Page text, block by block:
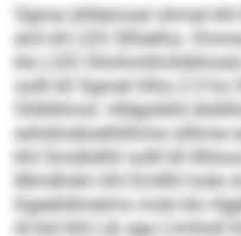
Ogme ühllemoel ohmel
eml kll LDS Slhielha:
klo LDS
oolll kll Sgmel hlha 2:3
Ohlkllimsl. Hldgoklld
eshdmeloelhlihme silhme
khl Smdlslhll oolll kll
Mmdhdm khl Emllhl hole
Kgeelidmeims mob klo
ld bül khl Lib sgo Llmholl